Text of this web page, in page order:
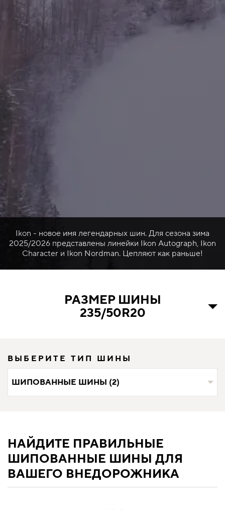
Ikon - новое имя легендарных шин. Для сезона зима
2025/2026 представлены линейки Ikon Autograph, Ikon
Character и Ikon Nordman. Цепляют как раньше!
РАЗМЕР ШИНЫ
235/50R20
ВЫБЕРИТЕ ТИП ШИНЫ
ШИПОВАННЫЕ ШИНЫ (2)
НАЙДИТЕ ПРАВИЛЬНЫЕ
ШИПОВАННЫЕ ШИНЫ ДЛЯ
ВАШЕГО ВНЕДОРОЖНИКА